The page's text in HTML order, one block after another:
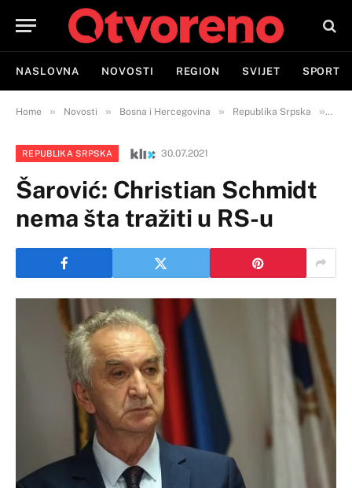
NASLOVNA NOVOSTI REGION SVIJET SPORT
Home » Novosti » Bosna i Hercegovina » Republika Srpska »
REPUBLIKA SRPSKA 30.07.2021
Šarović: Christian Schmidt
nema šta tražiti u RS-u